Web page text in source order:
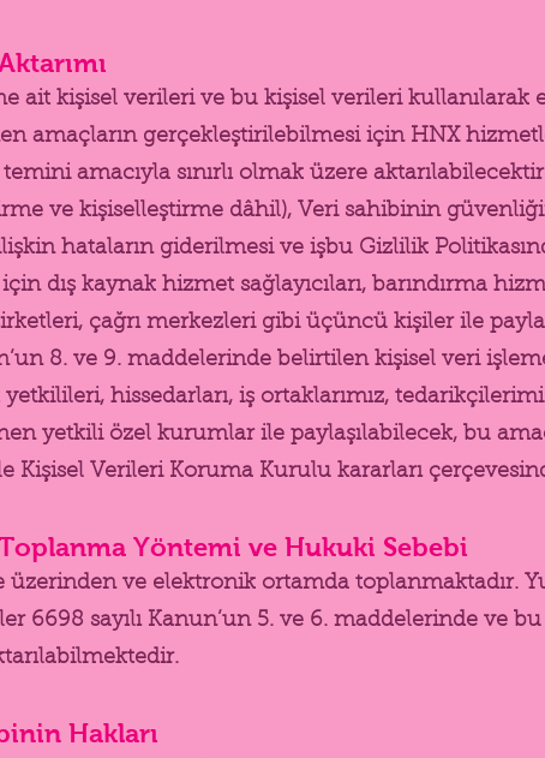
ait kişisel verileri ve bu kişisel verileri
amaçların gerçekleştirilebilmesi için HNX
amacıyla sınırlı olmak üzere
ve kişiselleştirme dâhil), Veri sahibinin
ilişkin hataların giderilmesi ve işbu Gizlilik
dış kaynak hizmet sağlayıcıları, barındırma
çağrı merkezleri gibi üçüncü kişiler ile
8. ve 9. maddelerinde belirtilen kişisel veri
yetkilileri, hissedarları, iş ortaklarımız,
yetkili özel kurumlar ile paylaşılabilecek, bu
Kişisel Verileri Koruma Kurulu kararları
Yöntemi ve Hukuki Sebebi
ve elektronik ortamda toplanmaktadır.
6698 sayılı Kanun’un 5. ve 6. maddelerinde ve
Hakları